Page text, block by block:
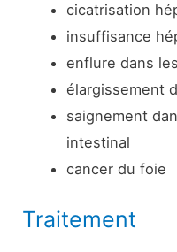
cicatrisation
insuffisance
enflure dans
élargissement
saignement
intestinal
cancer du foie
Traitement